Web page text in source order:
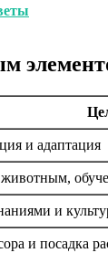
и адаптация
и
и посадка